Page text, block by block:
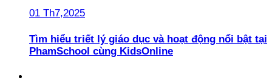
01 Th7,2025
Tìm hiểu triết lý giáo dục và hoạt động nổi bật tại
PhamSchool cùng KidsOnline